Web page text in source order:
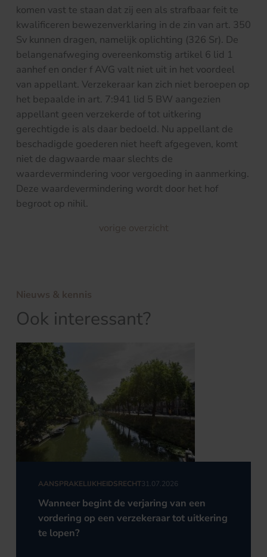
komen vast te staan dat zij een als strafbaar feit te
kwalificeren bewezenverklaring in de zin van art. 350
Sv kunnen dragen, namelijk oplichting (326 Sr). De
belangenafweging overeenkomstig artikel 6 lid 1
aanhef en onder f AVG valt niet uit in het voordeel
van appellant. Verzekeraar kan zich niet beroepen op
het bepaalde in art. 7:941 lid 5 BW aangezien
appellant geen verzekerde of tot uitkering
gerechtigde is als daar bedoeld. Nu appellant de
beschadigde goederen niet heeft afgegeven, komt
niet de dagwaarde maar slechts de
waardevermindering voor vergoeding in aanmerking.
Deze waardevermindering wordt door het hof
begroot op nihil.
vorige overzicht
Nieuws & kennis
Ook interessant?
AANSPRAKELIJKHEIDSRECHT31.07.2026
Wanneer begint de verjaring van een
vordering op een verzekeraar tot uitkering
te lopen?